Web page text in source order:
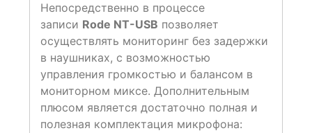
Непосредственно в процессе
записи Rode NT-USB позволяет
осуществлять мониторинг без задержки
в наушниках, с возможностью
управления громкостью и балансом в
мониторном миксе. Дополнительным
плюсом является достаточно полная и
полезная комплектация микрофона: